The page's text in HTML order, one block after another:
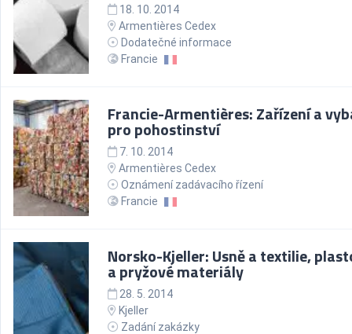
18. 10. 2014
Armentières Cedex
Dodatečné informace
Francie
Francie-Armentières: Zařízení a
pro pohostinství
7. 10. 2014
Armentières Cedex
Oznámení zadávacího řízení
Francie
Norsko-Kjeller: Usně a textilie,
a pryžové materiály
28. 5. 2014
Kjeller
Zadání zakázky